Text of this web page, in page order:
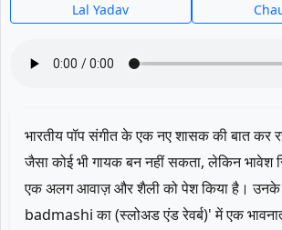
Lal Yadav
भारतीय पॉप संगीत के एक नए शासक की बात कर
जैसा कोई भी गायक बन नहीं सकता, लेकिन भावेश
एक अलग आवाज़ और शैली को पेश किया है।
badmashi का (स्लोअड एंड रेवर्ब)' में एक